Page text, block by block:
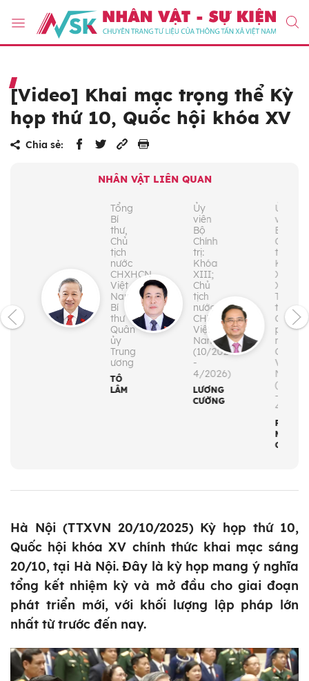
[Video] Khai mạc trọng thể Kỳ
họp thứ 10, Quốc hội khóa XV
Chia sẻ:
NHÂN VẬT LIÊN QUAN
Tổng
Bí
thư,
Chủ
tịch
nước
CHXHCN
Việt
Nam;
Bí
thư
Quân
ủy
Trung
ương
TÔ
LÂM
Ủy
viên
Bộ
Chính
trị:
Khóa
XIII;
Chủ
tịch
nước
CHXHCN
Việt
Nam
(10/2024
-
4/2026)
LƯƠNG
CƯỜNG
Ủy
viên
Bộ
Chính
trị:
Khóa
XII,
XIII;
Thủ
tướng
Chính
phủ
nước
Việt
Nam
(4/
-
4/
PHẠM
MINH
CHÍNH
Hà Nội (TTXVN 20/10/2025) Kỳ họp thứ 10,
Quốc hội khóa XV chính thức khai mạc sáng
20/10, tại Hà Nội. Đây là kỳ họp mang ý nghĩa
tổng kết nhiệm kỳ và mở đầu cho giai đoạn
phát triển mới, với khối lượng lập pháp lớn
nhất từ trước đến nay.